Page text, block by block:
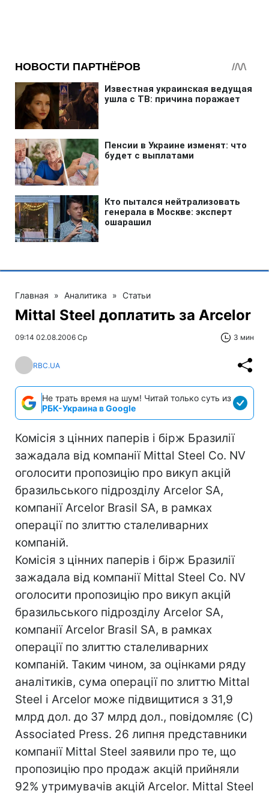
Главная » Аналитика » Статьи
Mittal Steel доплатить за Arcelor
09:14 02.08.2006 Ср 3 мин
RBC.UA
Не трать время на шум! Читай только суть из
РБК-Украина в Google
Комісія з цінних паперів і бірж Бразилії
зажадала від компанії Mittal Steel Co. NV
оголосити пропозицію про викуп акцій
бразильського підрозділу Arcelor SA,
компанії Arcelor Brasil SA, в рамках
операції по злиттю сталеливарних
компаній.
Комісія з цінних паперів і бірж Бразилії
зажадала від компанії Mittal Steel Co. NV
оголосити пропозицію про викуп акцій
бразильського підрозділу Arcelor SA,
компанії Arcelor Brasil SA, в рамках
операції по злиттю сталеливарних
компаній. Таким чином, за оцінками ряду
аналітиків, сума операції по злиттю Mittal
Steel і Arcelor може підвищитися з 31,9
млрд дол. до 37 млрд дол., повідомляє (C)
Associated Press. 26 липня представники
компанії Mittal Steel заявили про те, що
пропозицію про продаж акцій прийняли
92% утримувачів акцій Arcelor. Mittal Steel